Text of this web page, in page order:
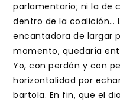
parlamentario; ni la de
dentro de la coalición…
encantadora de largar
momento, quedaría
Yo, con perdón y con
horizontalidad por
bartola. En fin, que el